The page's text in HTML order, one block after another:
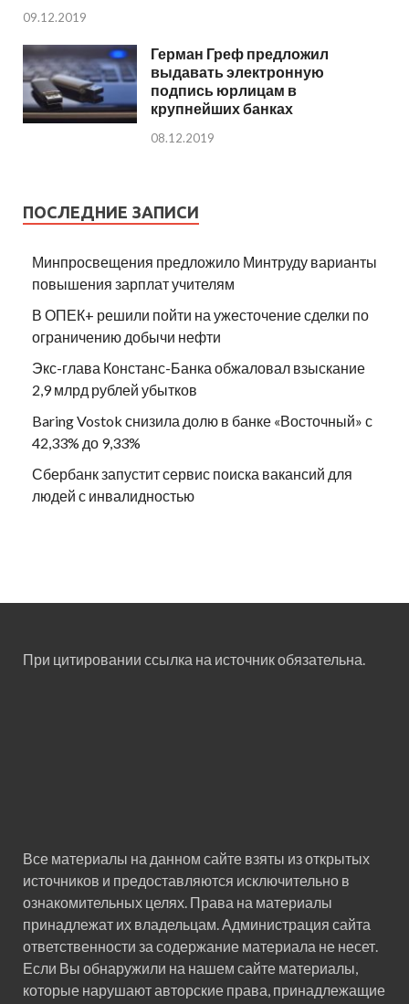
09.12.2019
Герман Греф предложил
выдавать электронную
подпись юрлицам в
крупнейших банках
08.12.2019
ПОСЛЕДНИЕ ЗАПИСИ
Минпросвещения предложило Минтруду варианты
повышения зарплат учителям
В ОПЕК+ решили пойти на ужесточение сделки по
ограничению добычи нефти
Экс-глава Констанс-Банка обжаловал взыскание
2,9 млрд рублей убытков
Baring Vostok снизила долю в банке «Восточный» с
42,33% до 9,33%
Сбербанк запустит сервис поиска вакансий для
людей с инвалидностью
При цитировании ссылка на источник обязательна.
Все материалы на данном сайте взяты из открытых
источников и предоставляются исключительно в
ознакомительных целях. Права на материалы
принадлежат их владельцам. Администрация сайта
ответственности за содержание материала не несет.
Если Вы обнаружили на нашем сайте материалы,
которые нарушают авторские права, принадлежащие